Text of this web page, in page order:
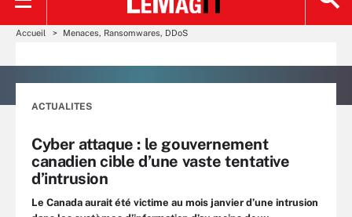
Accueil Menaces, Ransomwares, DDoS
ACTUALITES
Cyber attaque : le gouvernement
canadien cible d’une vaste tentative
d’intrusion
Le Canada aurait été victime au mois janvier d’une intrusion